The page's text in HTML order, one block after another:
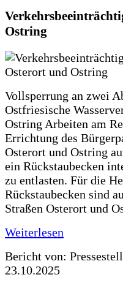
Ostring
Vollsperrung an zwei
Ostfriesische
Ostring Arbeiten am
Errichtung des
Osterort und Ostring
ein Rückstaubecken
zu entlasten. Für die
Rückstaubecken sind
Straßen Osterort und
Weiterlesen
Bericht von:
23.10.2025